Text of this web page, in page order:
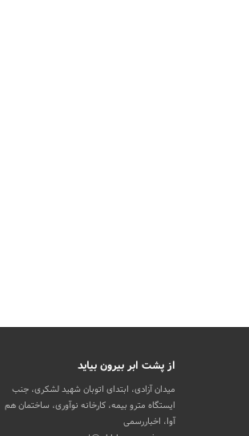
از پشت ابر بیرون بیاید
میدان آزادی، ابتدای اتوبان شهید لشکری، جنب
ایستگاه مترو بیمه، کارخانه نوآوری، ساختمان هم
آوا، اخباررسمی